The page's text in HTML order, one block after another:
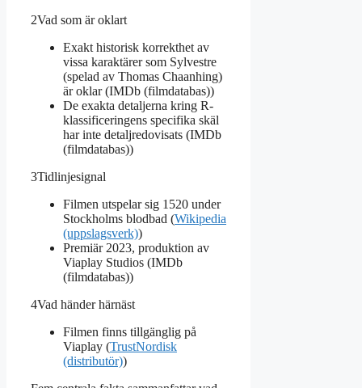
2Vad som är oklart
Exakt historisk korrekthet av
vissa karaktärer som Sylvestre
(spelad av Thomas Chaanhing)
är oklar (IMDb (filmdatabas))
De exakta detaljerna kring R-
klassificeringens specifika skäl
har inte detaljredovisats (IMDb
(filmdatabas))
3Tidlinjesignal
Filmen utspelar sig 1520 under
Stockholms blodbad (Wikipedia
(uppslagsverk))
Premiär 2023, produktion av
Viaplay Studios (IMDb
(filmdatabas))
4Vad händer härnäst
Filmen finns tillgänglig på
Viaplay (TrustNordisk
(distributör))